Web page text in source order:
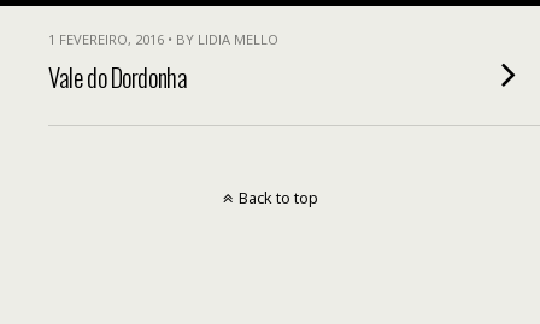
1 FEVEREIRO, 2016 • BY LIDIA MELLO
Vale do Dordonha
Back to top